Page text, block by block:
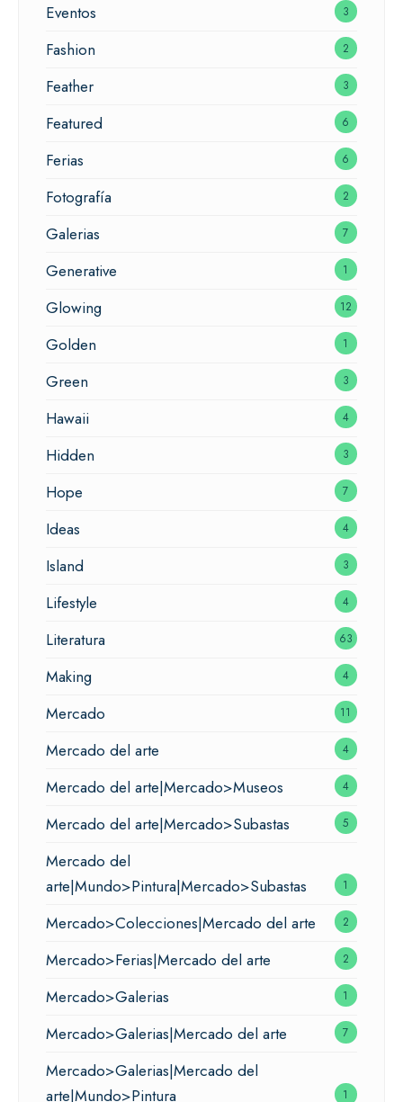
Eventos 3
Fashion 2
Feather 3
Featured 6
Ferias 6
Fotografía 2
Galerias 7
Generative 1
Glowing 12
Golden 1
Green 3
Hawaii 4
Hidden 3
Hope 7
Ideas 4
Island 3
Lifestyle 4
Literatura 63
Making 4
Mercado 11
Mercado del arte 4
Mercado del arte|Mercado>Museos 4
Mercado del arte|Mercado>Subastas 5
Mercado del
arte|Mundo>Pintura|Mercado>Subastas
1
Mercado>Colecciones|Mercado del arte 2
Mercado>Ferias|Mercado del arte 2
Mercado>Galerias 1
Mercado>Galerias|Mercado del arte 7
Mercado>Galerias|Mercado del
arte|Mundo>Pintura
1